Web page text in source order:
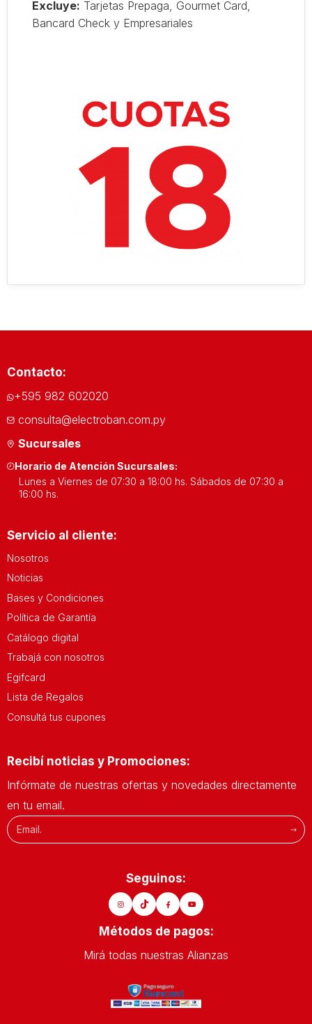
Excluye: Tarjetas Prepaga, Gourmet Card,
Bancard Check y Empresariales
Contacto:
+595 982 602020
consulta@electroban.com.py
Sucursales
Horario de Atención Sucursales:
Lunes a Viernes de 07:30 a 18:00 hs. Sábados de 07:30 a
16:00 hs.
Servicio al cliente:
Nosotros
Noticias
Bases y Condiciones
Política de Garantía
Catálogo digital
Trabajá con nosotros
Egifcard
Lista de Regalos
Consultá tus cupones
Recibí noticias y Promociones:
Infórmate de nuestras ofertas y novedades directamente
en tu email.
Seguinos:
Métodos de pagos:
Mirá todas nuestras Alianzas